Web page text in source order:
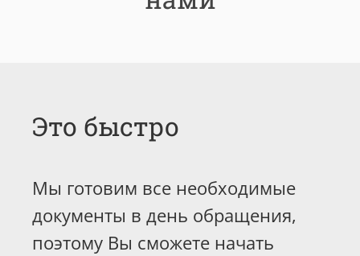
Это быстро
Мы готовим все необходимые
документы в день обращения,
поэтому Вы сможете начать